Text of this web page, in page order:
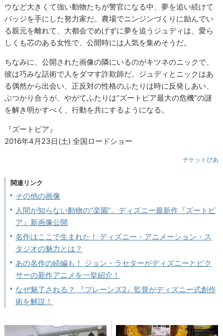
ウなど大きくて強い動物たちが警官になる中、夢を追い続けて
バッジを手にした努力家だ。農場でニンジンづくりに励んでい
る親元を離れて、大都会でめげずに夢を追うジュディは、愛ら
しくも芯のある女性で、公開時には人気を集めそうだ。
ちなみに、公開された画像の隣にいるのがキツネのニックで、
彼は巧みな話術で人をダマす詐欺師だ。ジュディとニックはあ
る偶然から出会い、正反対の性格のふたりは時に反発しあい、
ぶつかり合うが、やがてふたりは“ズートピア最大の危機”の謎
を解き明かすべく、行動を共にするようになる。
『ズートピア』
2016年4月23日(土) 全国ロードショー
チケットぴあ
関連リンク
その他の画像
人間が知らない動物の“楽園”。ディズニー最新作『ズートピ
ア』新画像公開
名作はここで生まれた！ ディズニー・アニメーション・ス
タジオの魅力とは？
あの名作の続編も！ ジョン・ラセターがディズニーとピク
サーの新作アニメを一挙紹介！
なぜ魅了される？ 『プレーンズ2』監督がディズニー式創作
術を解説！